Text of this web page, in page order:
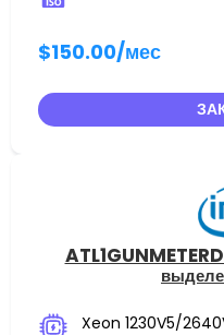
$150.00/мес
Xeon 1230V5/